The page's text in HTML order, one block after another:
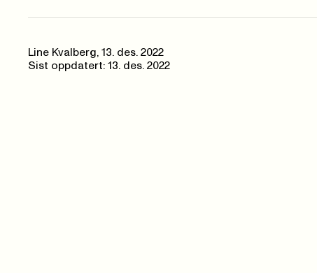
Line Kvalberg, 13. des. 2022
Sist oppdatert: 13. des. 2022